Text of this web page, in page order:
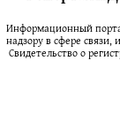
Информационный
надзору в сфере
Свидетельство о